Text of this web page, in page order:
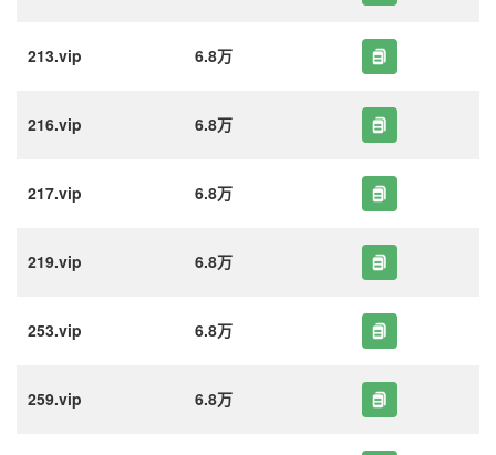
213.vip 6.8万
216.vip 6.8万
217.vip 6.8万
219.vip 6.8万
253.vip 6.8万
259.vip 6.8万